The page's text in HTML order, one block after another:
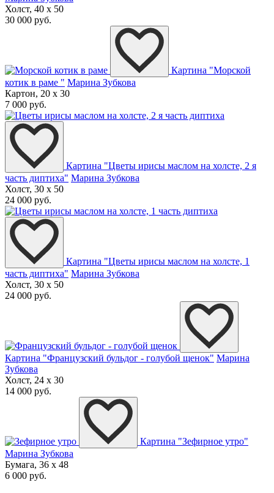
Холст, 40 x 50
30 000 руб.
Картина "Морской
котик в раме " Марина Зубкова
Картон, 20 x 30
7 000 руб.
Картина "Цветы ирисы маслом на холсте, 2 я
часть диптиха" Марина Зубкова
Холст, 30 x 50
24 000 руб.
Картина "Цветы ирисы маслом на холсте, 1
часть диптиха" Марина Зубкова
Холст, 30 x 50
24 000 руб.
Картина "Французский бульдог - голубой щенок" Марина
Зубкова
Холст, 24 x 30
14 000 руб.
Картина "Зефирное утро"
Марина Зубкова
Бумага, 36 x 48
6 000 руб.